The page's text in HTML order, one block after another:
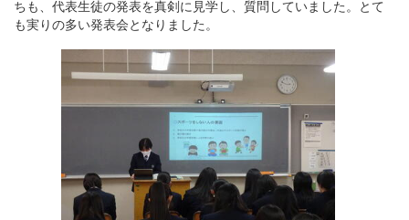
ちも、代表生徒の発表を真剣に見学し、質問していました。とて
も実りの多い発表会となりました。